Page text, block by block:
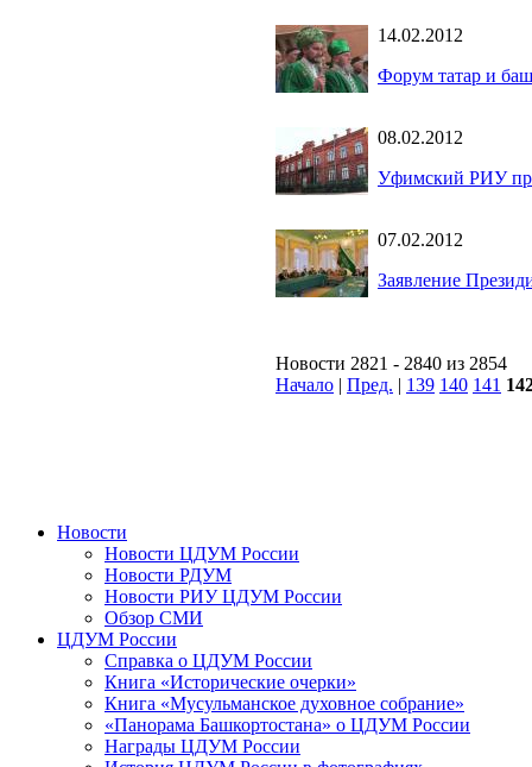
14.02.2012
Форум татар и
08.02.2012
Уфимский РИУ
07.02.2012
Заявление
Новости 2821 - 2840 из 2854
Начало | Пред. | 139 140 141
Новости
Новости ЦДУМ России
Новости РДУМ
Новости РИУ ЦДУМ России
Обзор СМИ
ЦДУМ России
Справка о ЦДУМ России
Книга «Исторические очерки»
Книга «Мусульманское духовное собрание»
«Панорама Башкортостана» о ЦДУМ России
Награды ЦДУМ России